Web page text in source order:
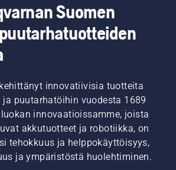
Suomen
innovatiivisia tuotteita
ja puutarhatöihin vuodesta 1689
innovaatioissamme, joista
akkutuotteet ja robotiikka, on
tehokkuus ja helppokäyttöisyys,
ja ympäristöstä huolehtiminen.